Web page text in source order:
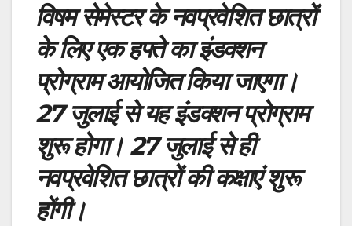
विषम सेमेस्टर के नवप्रवेशित छात्रों
के लिए एक हफ्ते का इंडक्शन
प्रोग्राम आयोजित किया जाएगा।
27 जुलाई से यह इंडक्शन प्रोग्राम
शुरू होगा। 27 जुलाई से ही
नवप्रवेशित छात्रों की कक्षाएं शुरू
होंगी।